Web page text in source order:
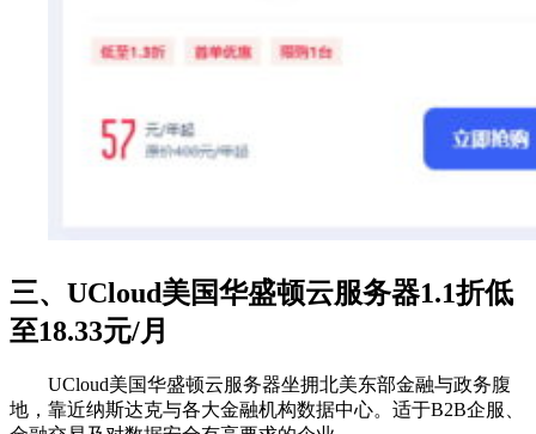
三、UCloud美国华盛顿云服务器1.1折低
至18.33元/月
UCloud美国华盛顿云服务器坐拥北美东部金融与政务腹
地，靠近纳斯达克与各大金融机构数据中心。适于B2B企服、